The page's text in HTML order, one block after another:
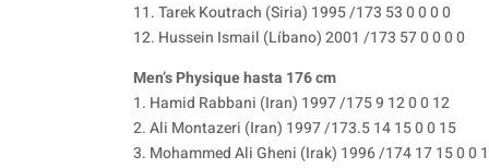
11. Tarek Koutrach (Siria) 1995 /173 53 0 0 0 0
12. Hussein Ismail (Líbano) 2001 /173 57 0 0 0 0
Men’s Physique hasta 176 cm
1. Hamid Rabbani (Iran) 1997 /175 9 12 0 0 12
2. Ali Montazeri (Iran) 1997 /173.5 14 15 0 0 15
3. Mohammed Ali Gheni (Irak) 1996 /174 17 15 0 0